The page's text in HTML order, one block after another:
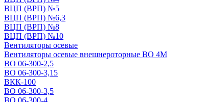
ВЦП (ВРП) №5
ВЦП (ВРП) №6,3
ВЦП (ВРП) №8
ВЦП (ВРП) №10
Вентиляторы осевые
Вентиляторы осевые внешнероторные ВО 4М
ВО 06-300-2,5
ВО 06-300-3,15
ВКК-100
ВО 06-300-3,5
ВО 06-300-4